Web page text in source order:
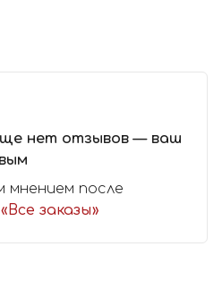
нет отзывов — ваш
мнением после
«Все заказы»